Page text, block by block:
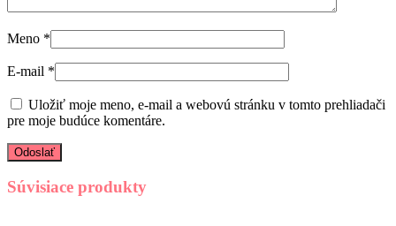
Meno *
E-mail *
Uložiť moje meno, e-mail a webovú stránku v tomto prehliadači
pre moje budúce komentáre.
Súvisiace produkty